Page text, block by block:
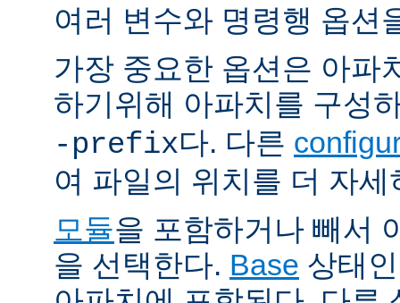
여러 변수와 명령행 옵션
가장 중요한 옵션은 아파
하기위해 아파치를 구성
-prefix다. 다른
여 파일의 위치를 더 자
모듈을 포함하거나 빼서
을 선택한다. Base 상태